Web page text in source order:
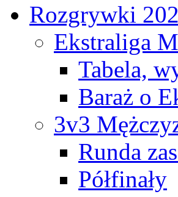
Rozgrywki
Ekstraliga
Tabela,
Baraż o
3v3
Runda
Półfinały